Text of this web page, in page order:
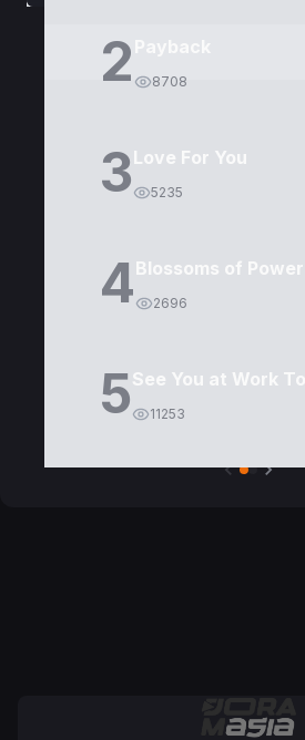
2 8708
3Love For You
5235
4Blossoms of Power
2696
5See You at Work
11253